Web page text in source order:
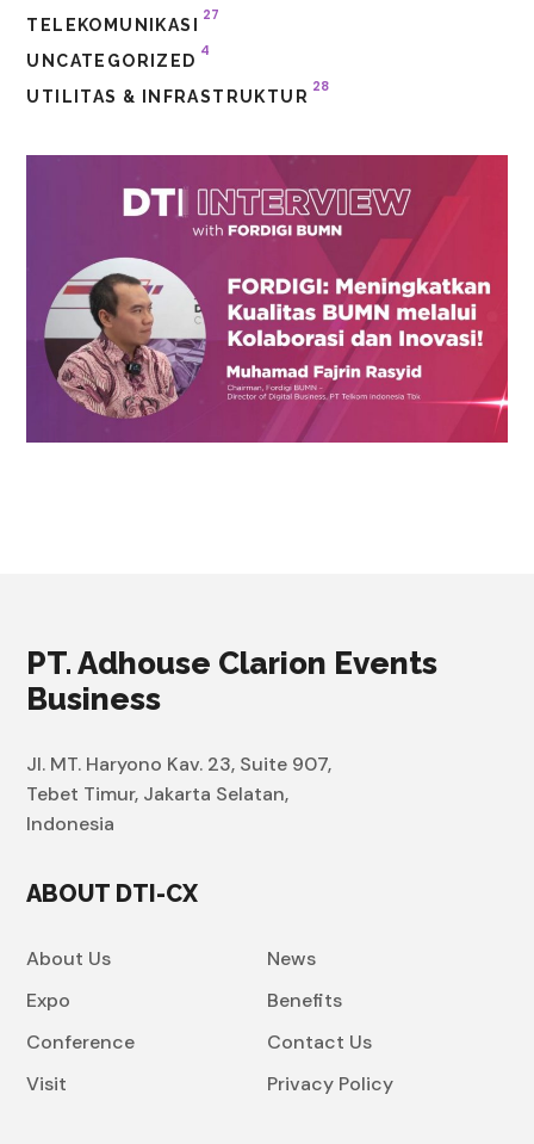
TELEKOMUNIKASI
27
UNCATEGORIZED
4
UTILITAS & INFRASTRUKTUR
28
PT. Adhouse Clarion Events
Business
Jl. MT. Haryono Kav. 23, Suite 907,
Tebet Timur, Jakarta Selatan,
Indonesia
ABOUT DTI-CX
About Us
Expo
Conference
Visit
News
Benefits
Contact Us
Privacy Policy